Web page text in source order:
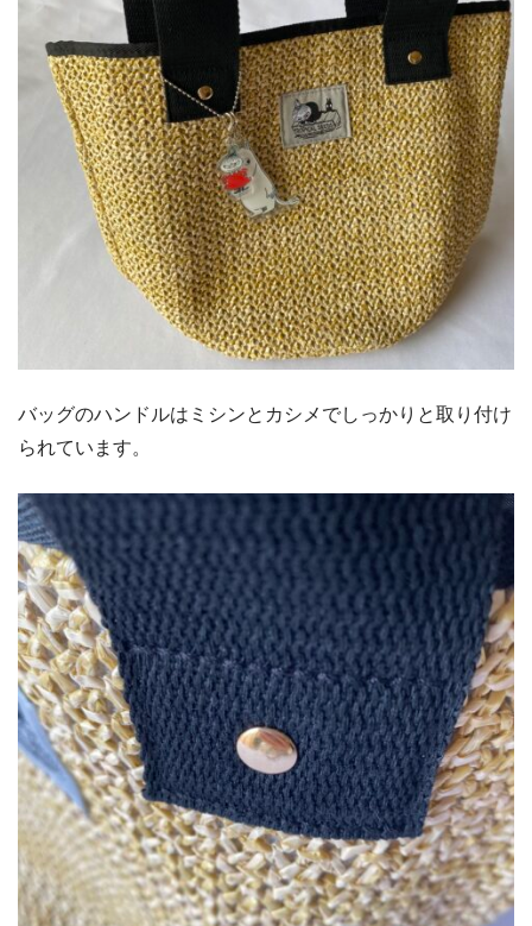
バッグのハンドルはミシンとカシメでしっかりと取り付け
られています。